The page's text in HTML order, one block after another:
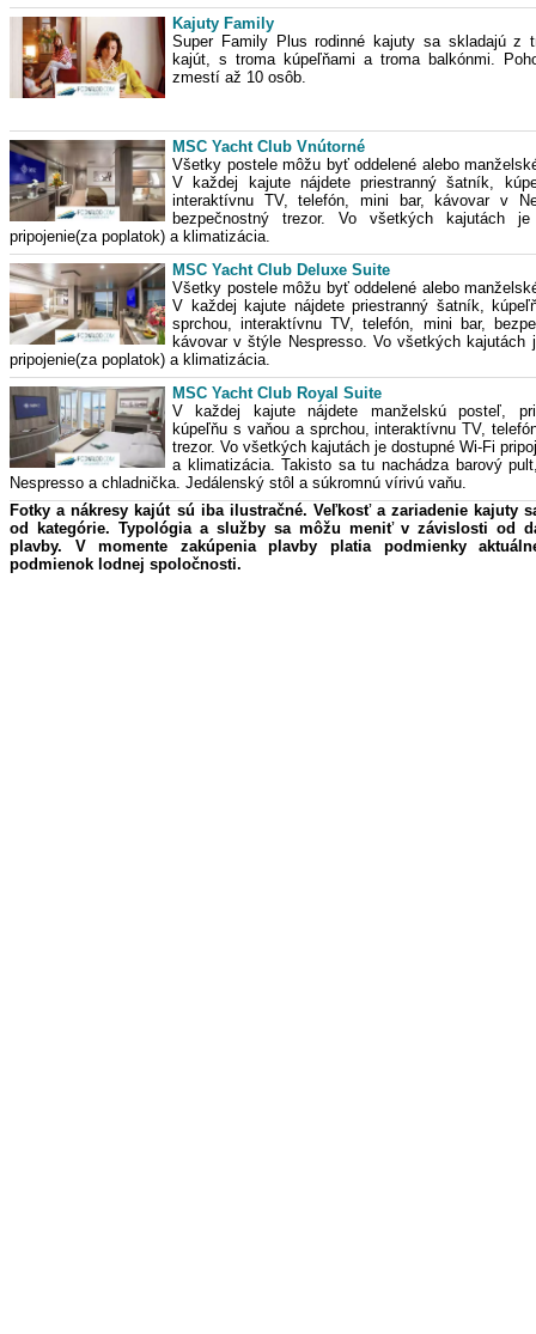
Kajuty Family
Super Family Plus rodinné kajuty sa skladajú z
kajút, s troma kúpeľňami a troma balkónmi.
zmestí až 10 osôb.
MSC Yacht Club Vnútorné
Všetky postele môžu byť oddelené alebo
V každej kajute nájdete priestranný šatník,
interaktívnu TV, telefón, mini bar, kávovar v
bezpečnostný trezor. Vo všetkých kajutách
pripojenie(za poplatok) a klimatizácia.
MSC Yacht Club Deluxe Suite
Všetky postele môžu byť oddelené alebo
V každej kajute nájdete priestranný šatník,
sprchou, interaktívnu TV, telefón, mini bar,
kávovar v štýle Nespresso. Vo všetkých kajutách
pripojenie(za poplatok) a klimatizácia.
MSC Yacht Club Royal Suite
V každej kajute nájdete manželskú posteľ,
kúpeľňu s vaňou a sprchou, interaktívnu TV,
trezor. Vo všetkých kajutách je dostupné Wi-Fi
a klimatizácia. Takisto sa tu nachádza barový
Nespresso a chladnička. Jedálenský stôl a súkromnú vírivú vaňu.
Fotky a nákresy kajút sú iba ilustračné. Veľkosť a zariadenie kajuty
od kategórie. Typológia a služby sa môžu meniť v závislosti od
plavby. V momente zakúpenia plavby platia podmienky
podmienok lodnej spoločnosti.